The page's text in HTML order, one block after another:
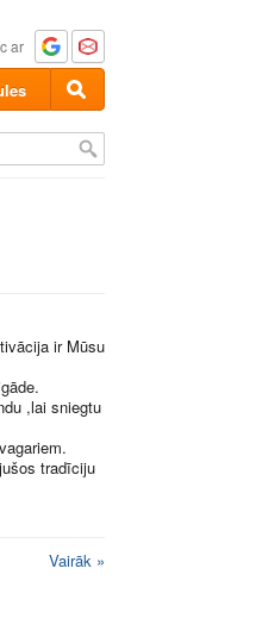
ar
ir Mūsu
,lai sniegtu
tradīciju
Vairāk »